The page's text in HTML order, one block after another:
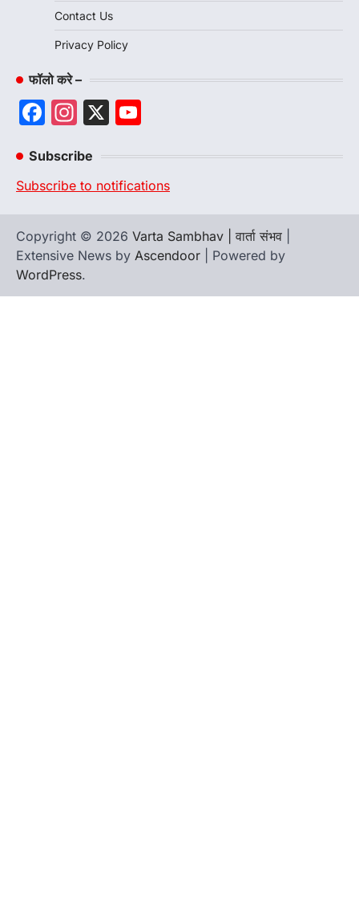
Contact Us
Privacy Policy
फॉलो करे –
Facebook
Instagram
X
Subscribe
Subscribe to notifications
Copyright © 2026 Varta Sambhav | वार्ता संभव
Extensive News by Ascendoor | Powered by
WordPress.